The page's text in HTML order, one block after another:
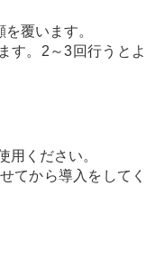
覆います。
。2～3回行うとよ
用ください。
てから導入をしてく